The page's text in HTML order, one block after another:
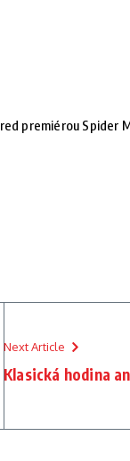
premiérou Spider
Next Article
Klasická hodina